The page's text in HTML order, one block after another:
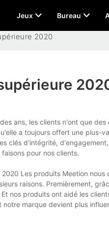
Jeux Bureau
2020
ans, les clients n'ont que
a toujours offert une plus-
clés d'intégrité,
pour nos clients.
Les produits Meetion
raisons. Premièrement,
nos produits ont aidé les
notre marque devient plus